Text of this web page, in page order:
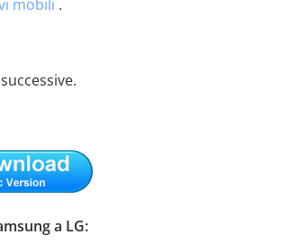
mobili .
a LG: